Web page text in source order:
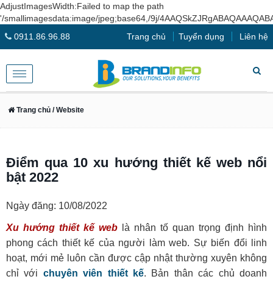
AdjustImagesWidth:Failed to map the path
'/smallimagesdata:image/jpeg;base64,/9j/
0911.86.96.88
Trang chủ Tuyển dụng Liên hệ
Toggle
navigation
Trang chủ / Website
Điểm qua 10 xu hướng thiết kế web nổi
bật 2022
Ngày đăng: 10/08/2022
Xu hướng thiết kế web
là nhân tố quan trọng định hình
phong cách thiết kế của người làm web. Sự biến đổi linh
hoạt, mới mẻ luôn cần được cập nhật thường xuyên không
chỉ với chuyên viên thiết kế. Bản thân các chủ doanh